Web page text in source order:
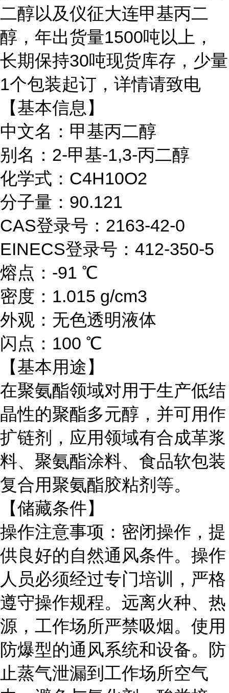
二醇以及仪征大连甲基丙二
醇，年出货量1500吨以上，
长期保持30吨现货库存，少量
1个包装起订，详情请致电
【基本信息】
中文名：甲基丙二醇
别名：2-甲基-1,3-丙二醇
化学式：C4H10O2
分子量：90.121
CAS登录号：2163-42-0
EINECS登录号：412-350-5
熔点：-91 ℃
密度：1.015 g/cm3
外观：无色透明液体
闪点：100 ℃
【基本用途】
在聚氨酯领域对用于生产低结
晶性的聚酯多元醇，并可用作
扩链剂，应用领域有合成革浆
料、聚氨酯涂料、食品软包装
复合用聚氨酯胶粘剂等。
【储藏条件】
操作注意事项：密闭操作，提
供良好的自然通风条件。操作
人员必须经过专门培训，严格
遵守操作规程。远离火种、热
源，工作场所严禁吸烟。使用
防爆型的通风系统和设备。防
止蒸气泄漏到工作场所空气